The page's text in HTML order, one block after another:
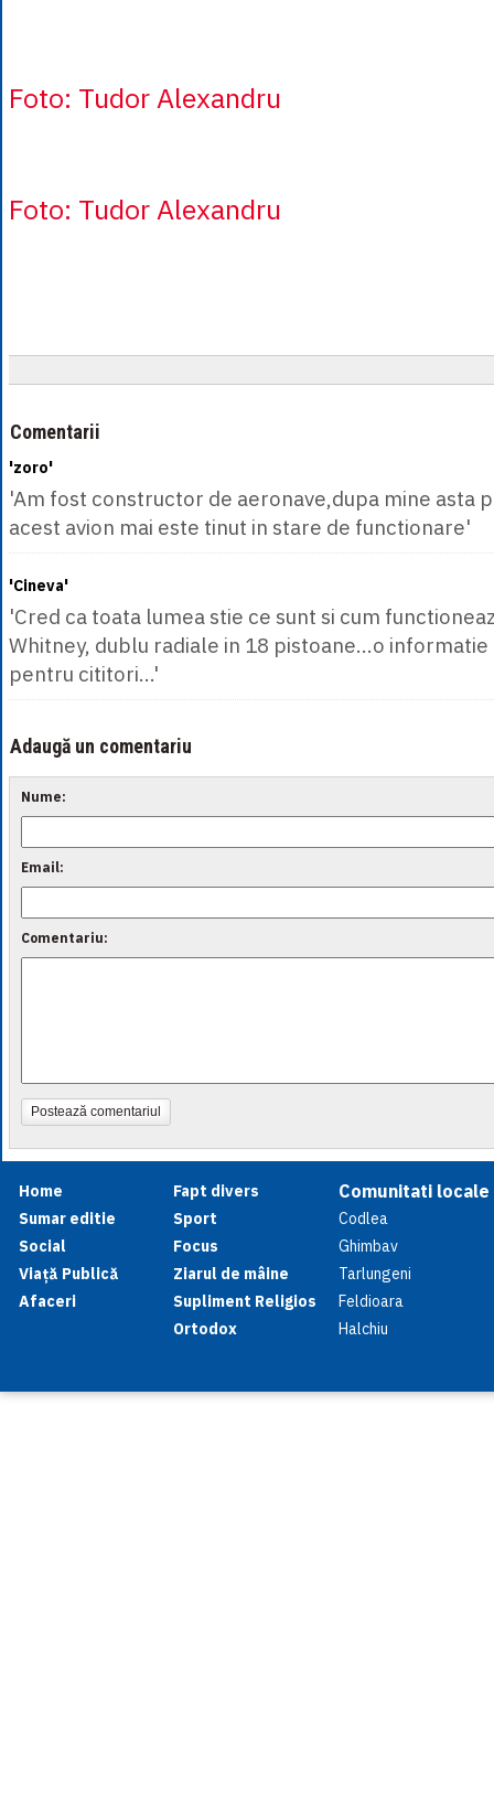
Foto: Tudor Alexandru
Foto: Tudor Alexandru
Comentarii
'zoro'
'Am fost constructor de aeronave,dupa mine asta
acest avion mai este tinut in stare de functionare'
'Cineva'
'Cred ca toata lumea stie ce sunt si cum
Whitney, dublu radiale in 18 pistoane...o
pentru cititori...'
Adaugă un comentariu
Nume:
Email:
Comentariu:
Postează comentariul
Home
Sumar editie
Social
Viață Publică
Afaceri
Fapt divers
Sport
Focus
Ziarul de mâine
Supliment Religios
Ortodox
Comunitati locale
Codlea
Ghimbav
Tarlungeni
Feldioara
Halchiu